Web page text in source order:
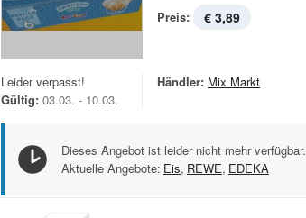
Preis: € 3,89
Leider verpasst!
Gültig: 03.03. - 10.03.
Händler: Mix Markt
Dieses Angebot ist leider nicht mehr verfügbar.
Aktuelle Angebote: Eis, REWE, EDEKA